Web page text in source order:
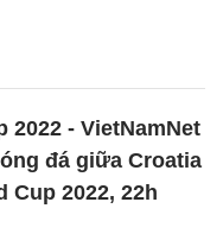
- VietNamNet
đá giữa Croatia
Cup 2022, 22h